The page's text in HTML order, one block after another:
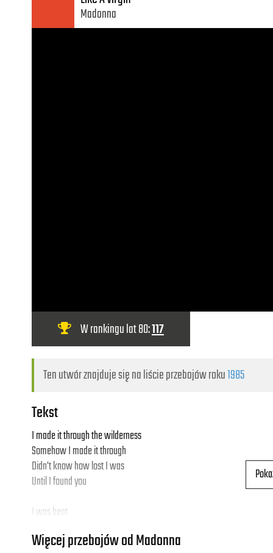
Madonna
W rankingu lat 80:117
Ten utwór znajduje się na liście przebojów roku1985
Tekst
I made it through the wilderness
Somehow I made it through
Didn't know how lost I was
Until I found you
I was beat
I'd been had
Więcej przebojów od Madonna